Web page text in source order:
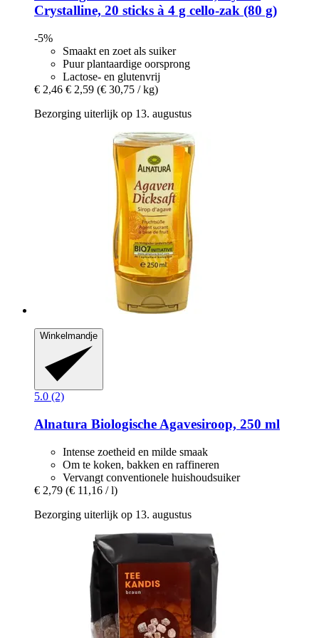
Crystalline, 20 sticks à 4 g cello-​zak (80 g)
-5%
Smaakt en zoet als suiker
Puur plantaardige oorsprong
Lactose- en glutenvrij
€ 2,46 € 2,59 (€ 30,75 / kg)
Bezorging uiterlijk op 13. augustus
Winkelmandje
5.0 (2)
Alnatura Biologische Agavesiroop, 250 ml
Intense zoetheid en milde smaak
Om te koken, bakken en raffineren
Vervangt conventionele huishoudsuiker
€ 2,79 (€ 11,16 / l)
Bezorging uiterlijk op 13. augustus